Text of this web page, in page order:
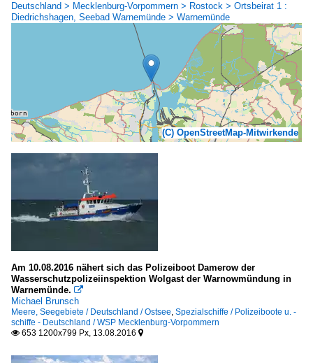
Deutschland > Mecklenburg-Vorpommern > Rostock > Ortsbeirat 1 :
Diedrichshagen, Seebad Warnemünde > Warnemünde
(C) OpenStreetMap-Mitwirkende
Am 10.08.2016 nähert sich das Polizeiboot Damerow der
Wasserschutzpolizeiinspektion Wolgast der Warnowmündung in
Warnemünde. 
Michael Brunsch
Meere, Seegebiete / Deutschland / Ostsee, Spezialschiffe / Polizeiboote u. -
schiffe - Deutschland / WSP Mecklenburg-Vorpommern
 653 1200x799 Px, 13.08.2016 